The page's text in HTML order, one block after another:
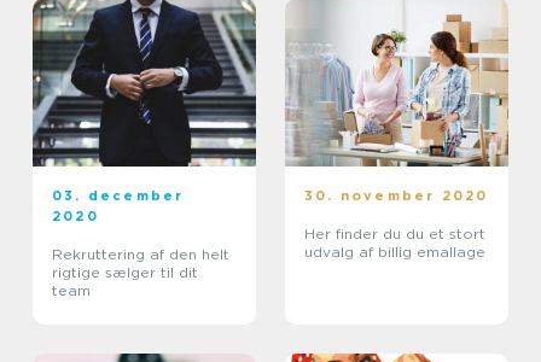
03. december
2020
Rekruttering af den helt
rigtige sælger til dit
team
30. november 2020
Her finder du du et stort
udvalg af billig emallage